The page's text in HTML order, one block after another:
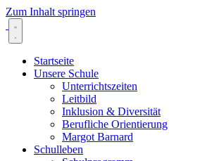
Zum Inhalt springen
Startseite
Unsere Schule
Unterrichtszeiten
Leitbild
Inklusion & Diversität
Berufliche Orientierung
Margot Barnard
Schulleben